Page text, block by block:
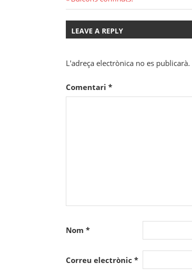
d'entrades
Post:
LEAVE A REPLY
L'adreça electrònica no es publicarà.
Comentari *
Nom *
Correu electrònic *